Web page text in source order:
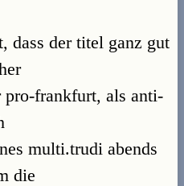
dass der titel ganz gut
frankfurt, als anti-
multi.trudi abends
die